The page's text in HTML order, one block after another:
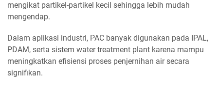
mengikat partikel-partikel kecil sehingga lebih mudah
mengendap.
Dalam aplikasi industri, PAC banyak digunakan pada IPAL,
PDAM, serta sistem water treatment plant karena mampu
meningkatkan efisiensi proses penjernihan air secara
signifikan.